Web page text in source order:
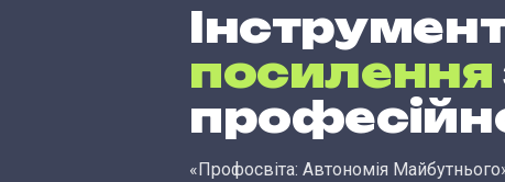
посилення
«Профосвіта: Автономія